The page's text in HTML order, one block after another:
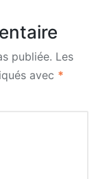
publiée. Les
avec *